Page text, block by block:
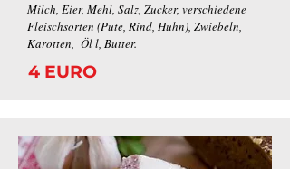
Milch, Eier, Mehl, Salz, Zucker, verschiedene
Fleischsorten (Pute, Rind, Huhn), Zwiebeln,
Karotten, Öl l, Butter.
4 EURO